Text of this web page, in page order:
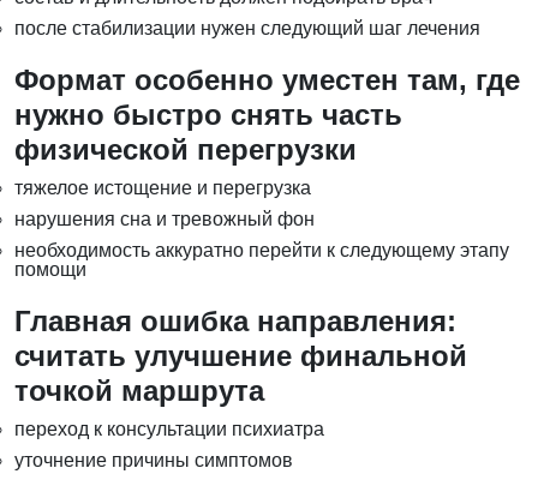
после стабилизации нужен следующий шаг лечения
Формат особенно уместен там, где
нужно быстро снять часть
физической перегрузки
тяжелое истощение и перегрузка
нарушения сна и тревожный фон
необходимость аккуратно перейти к следующему этапу
помощи
Главная ошибка направления:
считать улучшение финальной
точкой маршрута
переход к консультации психиатра
уточнение причины симптомов